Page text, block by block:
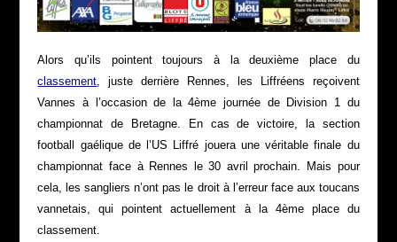
Alors qu’ils pointent toujours à la deuxième place du
classement , juste derrière Rennes, les Liffréens reçoivent
Vannes à l’occasion de la 4ème journée de Division 1 du
championnat de Bretagne. En cas de victoire, la section
football gaélique de l’US Liffré jouera une véritable finale du
championnat face à Rennes le 30 avril prochain. Mais pour
cela, les sangliers n’ont pas le droit à l’erreur face aux toucans
vannetais, qui pointent actuellement à la 4ème place du
classement.